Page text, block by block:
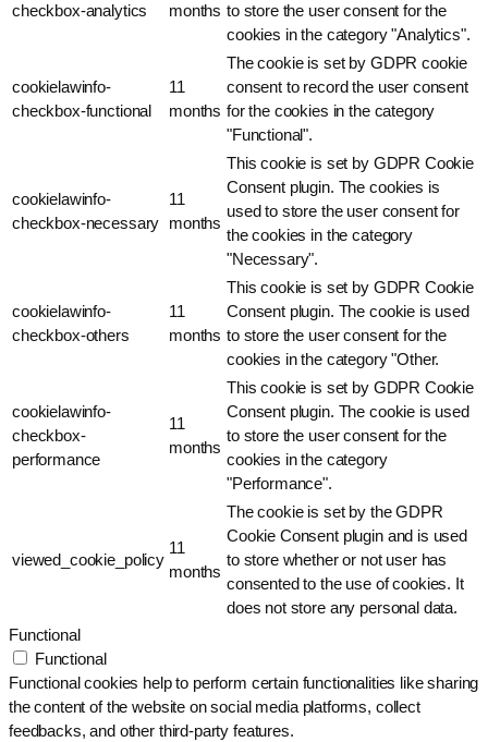
checkbox-analytics
months to store the user consent for the
cookies in the category "Analytics".
cookielawinfo-
checkbox-functional
11
months
The cookie is set by GDPR cookie
consent to record the user consent
for the cookies in the category
"Functional".
cookielawinfo-
checkbox-necessary
11
months
This cookie is set by GDPR Cookie
Consent plugin. The cookies is
used to store the user consent for
the cookies in the category
"Necessary".
cookielawinfo-
checkbox-others
11
months
This cookie is set by GDPR Cookie
Consent plugin. The cookie is used
to store the user consent for the
cookies in the category "Other.
cookielawinfo-
checkbox-
performance
11
months
This cookie is set by GDPR Cookie
Consent plugin. The cookie is used
to store the user consent for the
cookies in the category
"Performance".
viewed_cookie_policy
11
months
The cookie is set by the GDPR
Cookie Consent plugin and is used
to store whether or not user has
consented to the use of cookies. It
does not store any personal data.
Functional
Functional
Functional cookies help to perform certain functionalities like sharing
the content of the website on social media platforms, collect
feedbacks, and other third-party features.